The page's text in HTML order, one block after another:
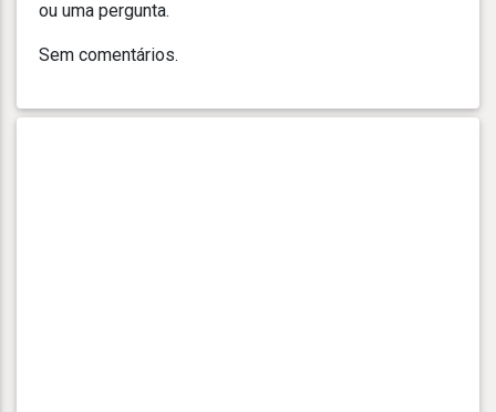
ou uma pergunta.
Sem comentários.